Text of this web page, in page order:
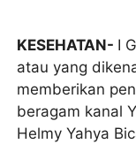
KESEHATAN- I
atau yang
memberikan
beragam kanal
Helmy Yahya